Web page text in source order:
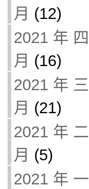
月 (12)
2021 年 四
月 (16)
2021 年 三
月 (21)
2021 年 二
月 (5)
2021 年 一